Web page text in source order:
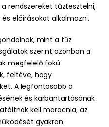
rendszereket tűztesztelni,
előírásokat alkalmazni.
mint a tűz
szerint azonban a
megfelelő fokú
feltéve, hogy
A legfontosabb a
és karbantartásának
kell maradnia, az
gyakran